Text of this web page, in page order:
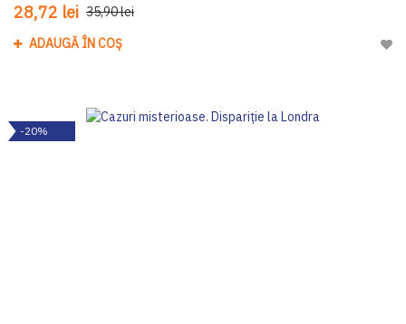
28,72 lei 35,90 lei
ADAUGĂ ÎN COȘ
-20%